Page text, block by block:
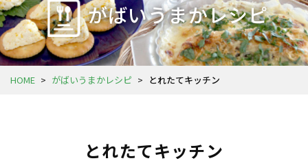
がばいうまかレシピ
HOME > がばいうまかレシピ > とれたてキッチン
とれたてキッチン